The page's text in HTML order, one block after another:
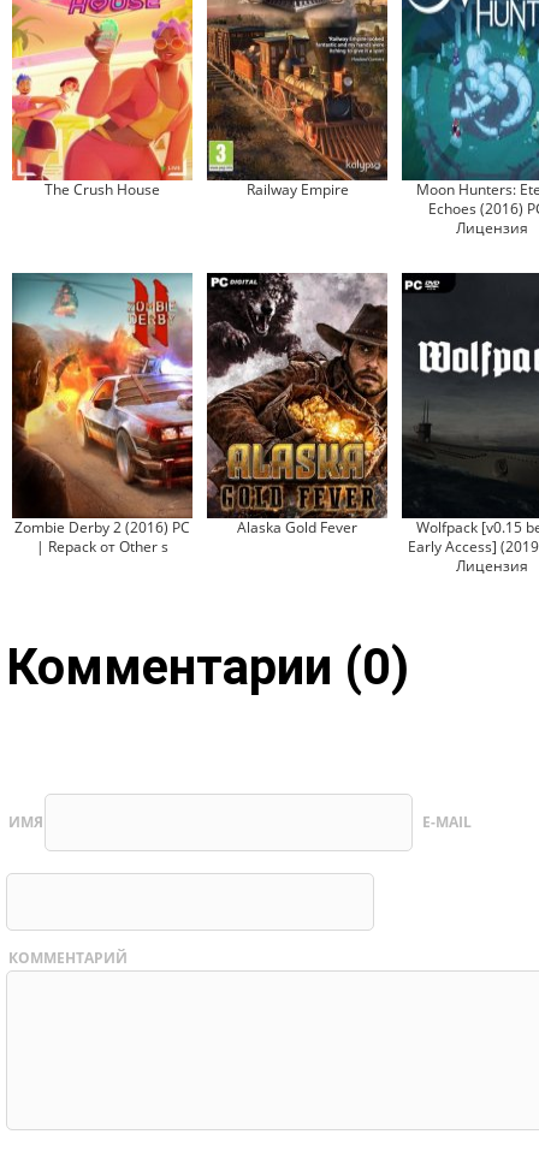
The Crush House Railway Empire
Moon Hunters:
Echoes (2016)
Лицензия
Zombie Derby 2 (2016) PC
| Repack от Other s
Alaska Gold Fever
Wolfpack [v0.15
Early Access]
Лицензия
Комментарии (0)
ИМЯ E-MAIL
КОММЕНТАРИЙ